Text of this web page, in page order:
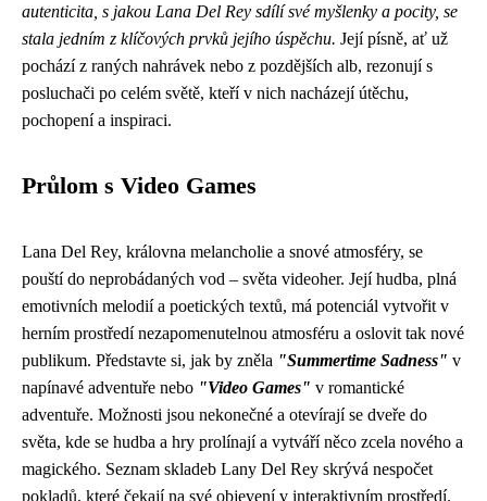
autenticita, s jakou Lana Del Rey sdílí své myšlenky a pocity, se
stala jedním z klíčových prvků jejího úspěchu. Její písně, ať už
pochází z raných nahrávek nebo z pozdějších alb, rezonují s
posluchači po celém světě, kteří v nich nacházejí útěchu,
pochopení a inspiraci.
Průlom s Video Games
Lana Del Rey, královna melancholie a snové atmosféry, se
pouští do neprobádaných vod – světa videoher. Její hudba, plná
emotivních melodií a poetických textů, má potenciál vytvořit v
herním prostředí nezapomenutelnou atmosféru a oslovit tak nové
publikum. Představte si, jak by zněla "Summertime Sadness" v
napínavé adventuře nebo "Video Games" v romantické
adventuře. Možnosti jsou nekonečné a otevírají se dveře do
světa, kde se hudba a hry prolínají a vytváří něco zcela nového a
magického. Seznam skladeb Lany Del Rey skrývá nespočet
pokladů, které čekají na své objevení v interaktivním prostředí.